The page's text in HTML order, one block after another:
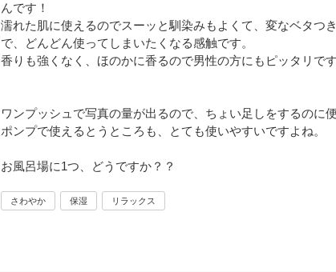
んです！
濡れた肌に使えるのでスーッと馴染みもよくて、変なベタつ
で、どんどん使ってしまいたくなる感触です。
香りも強くなく、ほのかに香るので男性の方にもピッタリです
ワンプッシュで写真の量が出るので、ちょい足しをするのに便
ポンプで使えるとうところも、とても使いやすいですよね。
お風呂場に1つ、どうですか？？
さわやか 保湿 リラックス